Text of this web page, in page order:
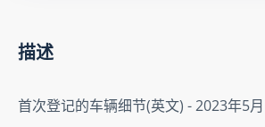
描述
首次登记的车辆细节(英文) - 2023年5月